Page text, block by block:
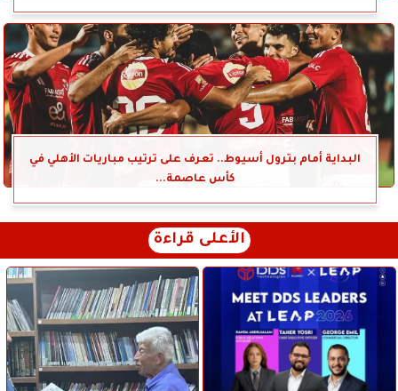
البداية أمام بترول أسيوط.. تعرف على ترتيب مباريات الأهلي في
كأس عاصمة...
الأعلى قراءة